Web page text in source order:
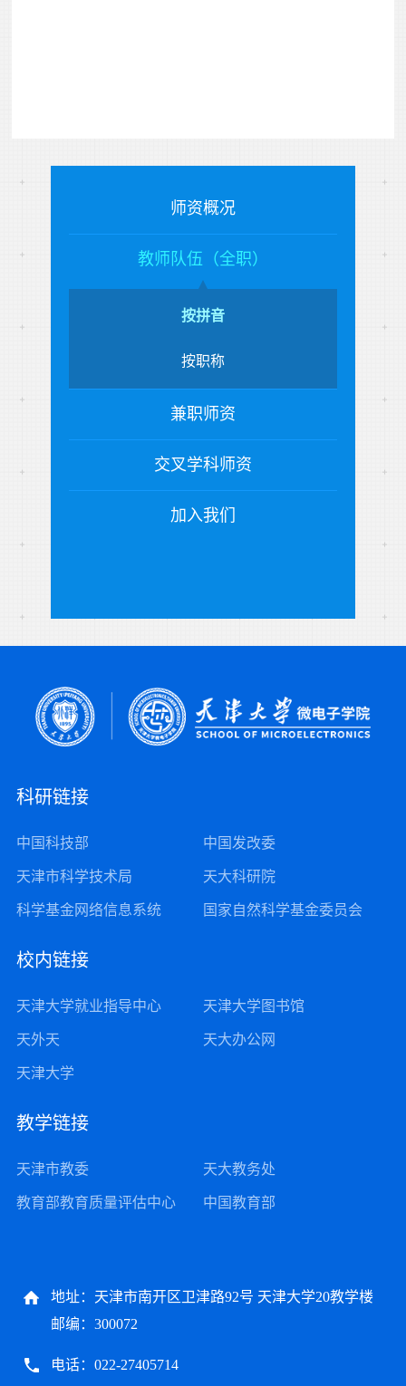
师资概况
教师队伍（全职）
按拼音
按职称
兼职师资
交叉学科师资
加入我们
科研链接
中国科技部 中国发改委
天津市科学技术局 天大科研院
科学基金网络信息系统 国家自然科学基金委员会
校内链接
天津大学就业指导中心 天津大学图书馆
天外天 天大办公网
天津大学
教学链接
天津市教委 天大教务处
教育部教育质量评估中心 中国教育部
地址：天津市南开区卫津路92号 天津大学20教学楼
邮编：300072
电话：022-27405714